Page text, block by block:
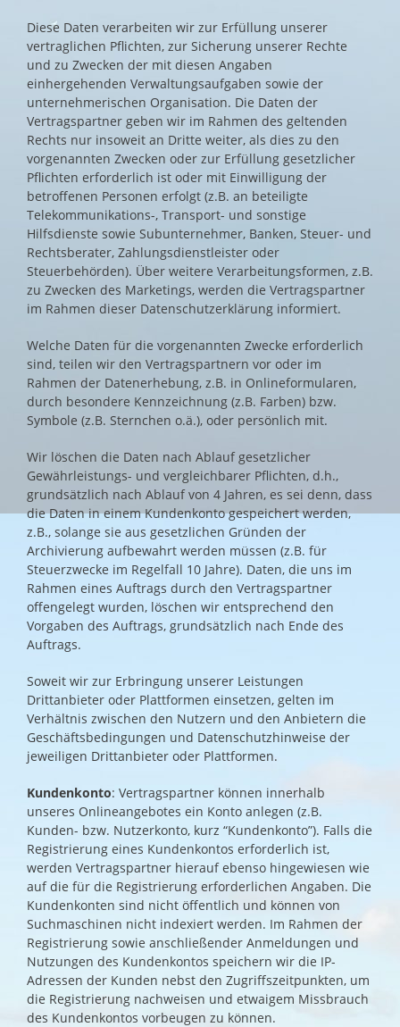
Diese Daten verarbeiten wir zur Erfüllung unserer
vertraglichen Pflichten, zur Sicherung unserer Rechte
und zu Zwecken der mit diesen Angaben
einhergehenden Verwaltungsaufgaben sowie der
unternehmerischen Organisation. Die Daten der
Vertragspartner geben wir im Rahmen des geltenden
Rechts nur insoweit an Dritte weiter, als dies zu den
vorgenannten Zwecken oder zur Erfüllung gesetzlicher
Pflichten erforderlich ist oder mit Einwilligung der
betroffenen Personen erfolgt (z.B. an beteiligte
Telekommunikations-, Transport- und sonstige
Hilfsdienste sowie Subunternehmer, Banken, Steuer- und
Rechtsberater, Zahlungsdienstleister oder
Steuerbehörden). Über weitere Verarbeitungsformen, z.B.
zu Zwecken des Marketings, werden die Vertragspartner
im Rahmen dieser Datenschutzerklärung informiert.
Welche Daten für die vorgenannten Zwecke erforderlich
sind, teilen wir den Vertragspartnern vor oder im
Rahmen der Datenerhebung, z.B. in Onlineformularen,
durch besondere Kennzeichnung (z.B. Farben) bzw.
Symbole (z.B. Sternchen o.ä.), oder persönlich mit.
Wir löschen die Daten nach Ablauf gesetzlicher
Gewährleistungs- und vergleichbarer Pflichten, d.h.,
grundsätzlich nach Ablauf von 4 Jahren, es sei denn, dass
die Daten in einem Kundenkonto gespeichert werden,
z.B., solange sie aus gesetzlichen Gründen der
Archivierung aufbewahrt werden müssen (z.B. für
Steuerzwecke im Regelfall 10 Jahre). Daten, die uns im
Rahmen eines Auftrags durch den Vertragspartner
offengelegt wurden, löschen wir entsprechend den
Vorgaben des Auftrags, grundsätzlich nach Ende des
Auftrags.
Soweit wir zur Erbringung unserer Leistungen
Drittanbieter oder Plattformen einsetzen, gelten im
Verhältnis zwischen den Nutzern und den Anbietern die
Geschäftsbedingungen und Datenschutzhinweise der
jeweiligen Drittanbieter oder Plattformen.
Kundenkonto: Vertragspartner können innerhalb
unseres Onlineangebotes ein Konto anlegen (z.B.
Kunden- bzw. Nutzerkonto, kurz “Kundenkonto”). Falls die
Registrierung eines Kundenkontos erforderlich ist,
werden Vertragspartner hierauf ebenso hingewiesen wie
auf die für die Registrierung erforderlichen Angaben. Die
Kundenkonten sind nicht öffentlich und können von
Suchmaschinen nicht indexiert werden. Im Rahmen der
Registrierung sowie anschließender Anmeldungen und
Nutzungen des Kundenkontos speichern wir die IP-
Adressen der Kunden nebst den Zugriffszeitpunkten, um
die Registrierung nachweisen und etwaigem Missbrauch
des Kundenkontos vorbeugen zu können.